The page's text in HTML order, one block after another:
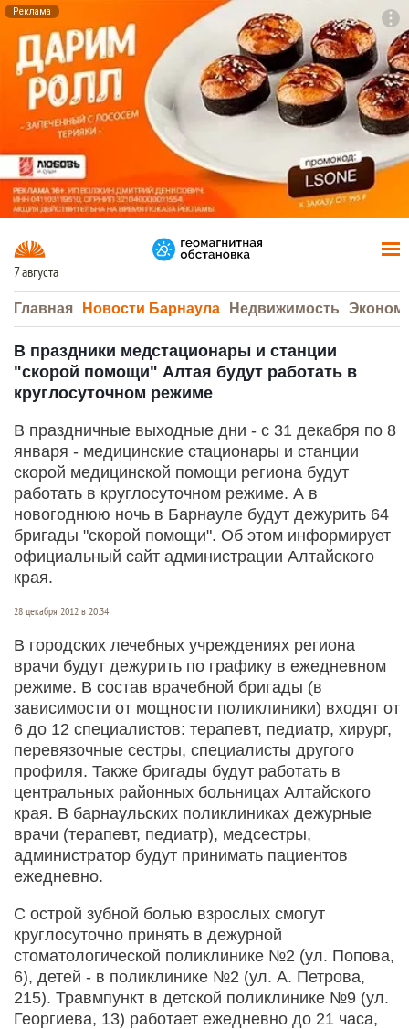
Реклама
7 августа
Главная Новости Барнаула Недвижимость
В праздники медстационары и станции
"скорой помощи" Алтая будут работать в
круглосуточном режиме
В праздничные выходные дни - с 31 декабря по 8
января - медицинские стационары и станции
скорой медицинской помощи региона будут
работать в круглосуточном режиме. А в
новогоднюю ночь в Барнауле будут дежурить 64
бригады "скорой помощи". Об этом информирует
официальный сайт администрации Алтайского
края.
28 декабря 2012 в 20:34
В городских лечебных учреждениях региона
врачи будут дежурить по графику в ежедневном
режиме. В состав врачебной бригады (в
зависимости от мощности поликлиники) входят от
6 до 12 специалистов: терапевт, педиатр, хирург,
перевязочные сестры, специалисты другого
профиля. Также бригады будут работать в
центральных районных больницах Алтайского
края. В барнаульских поликлиниках дежурные
врачи (терапевт, педиатр), медсестры,
администратор будут принимать пациентов
ежедневно.
С острой зубной болью взрослых смогут
круглосуточно принять в дежурной
стоматологической поликлинике №2 (ул. Попова,
6), детей - в поликлинике №2 (ул. А. Петрова,
215). Травмпункт в детской поликлинике №9 (ул.
Георгиева, 13) работает ежедневно до 21 часа,